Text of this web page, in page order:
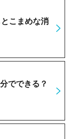
こまめな消
でできる？